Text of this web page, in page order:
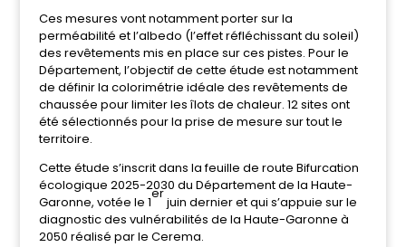
Ces mesures vont notamment porter sur la
perméabilité et l’albedo (l’effet réfléchissant du soleil)
des revêtements mis en place sur ces pistes. Pour le
Département, l’objectif de cette étude est notamment
de définir la colorimétrie idéale des revêtements de
chaussée pour limiter les îlots de chaleur. 12 sites ont
été sélectionnés pour la prise de mesure sur tout le
territoire.
Cette étude s’inscrit dans la feuille de route Bifurcation
écologique 2025-2030 du Département de la Haute-
Garonne, votée le 1
er
juin dernier et qui s’appuie sur le
diagnostic des vulnérabilités de la Haute-Garonne à
2050 réalisé par le Cerema.